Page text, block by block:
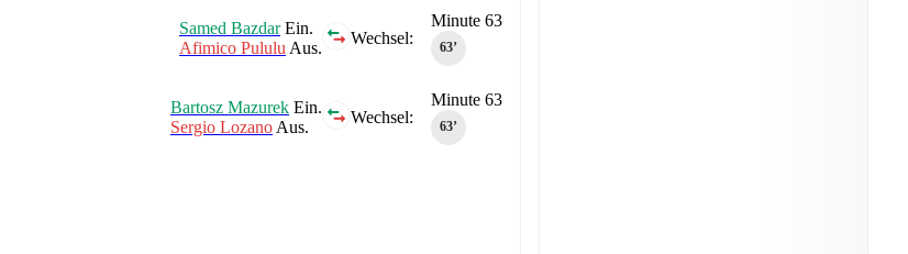
Minute 63
63‎’‎
Wechsel:
Samed BazdarEin.
Afimico Pululu Aus.
Minute 63
63‎’‎
Wechsel:
Bartosz Mazurek Ein.
Sergio Lozano Aus.